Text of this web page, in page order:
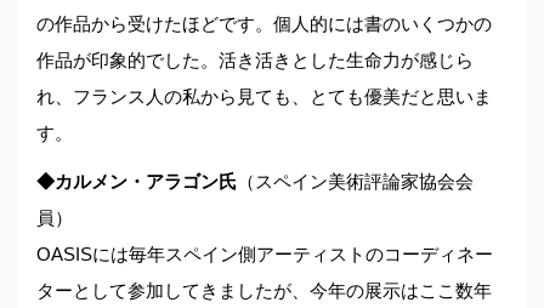
の作品から受けたほどです。個人的には書のいくつかの
作品が印象的でした。活き活きとした生命力が感じら
れ、フランス人の私から見ても、とても優美だと思いま
す。
◆カルメン・アラゴン氏 （スペイン美術評論家協会会
員）
OASISには毎年スペイン側アーティストのコーディネー
ターとして参加してきましたが、今年の展示はここ数年